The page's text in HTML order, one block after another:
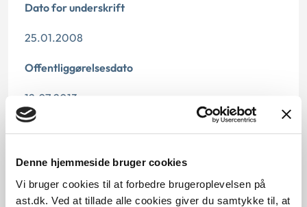
Denne hjemmeside bruger cookies
Vi bruger cookies til at forbedre brugeroplevelsen på
ast.dk. Ved at tillade alle cookies giver du samtykke til, at
Dato for underskrift
25.01.2008
Offentliggørelsesdato
12.07.2013
§ 13 § 26 § 11
Journalnummer